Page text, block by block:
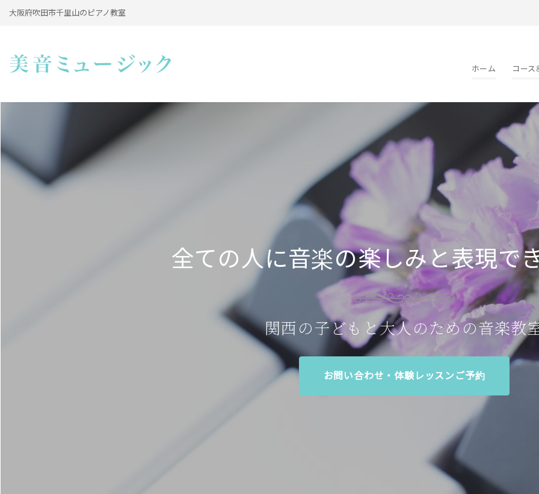
大阪府吹田市千里山のピアノ教室
ホーム コース
全ての人に音楽の楽しみと表現で
関西の子どもと大人のための音楽教
お問い合わせ・体験レッスンご予約